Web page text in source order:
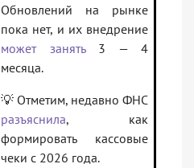
Обновлений на рынке
пока нет, и их внедрение
может занять3 — 4
месяца.
💡 Отметим, недавно ФНС
разъяснила, как
формировать кассовые
чеки с 2026 года.